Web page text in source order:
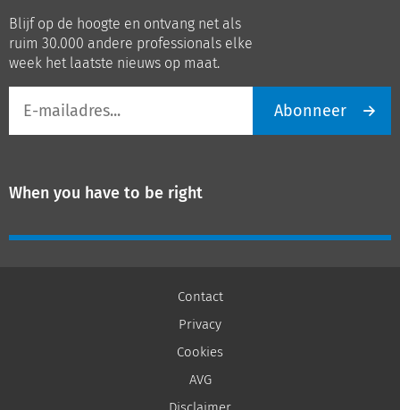
LinkedInYoutube
Blijf op de hoogte en ontvang net als
ruim 30.000 andere professionals elke
week het laatste nieuws op maat.
mailadres
Abonneer
When you have to be right
Contact
Privacy
Cookies
AVG